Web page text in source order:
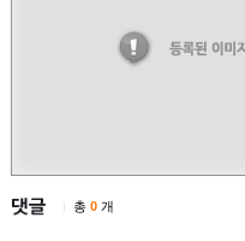
총 0 개